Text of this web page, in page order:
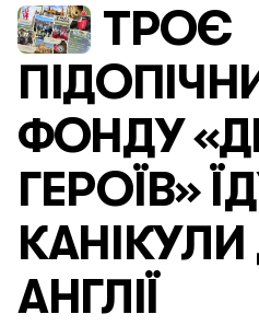
ТРОЄ
ФОНДУ
ГЕРОЇВ»
АНГЛІЇ